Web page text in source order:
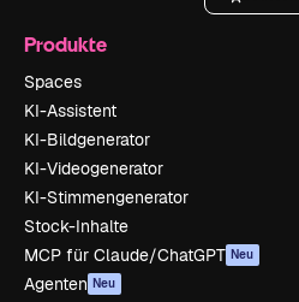
Produkte
Spaces
KI-Assistent
KI-Bildgenerator
KI-Videogenerator
KI-Stimmengenerator
Stock-Inhalte
MCP für Claude/ChatGPT Neu
Agenten Neu